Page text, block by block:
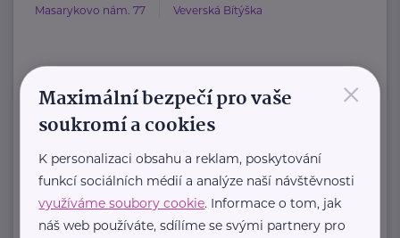
Masarykovo nám. 77 Veverská Bítýška
HARTMANN je odborník na
zdravotnické pomůcky a hygienická
Zaměřuje ...
https://hartmanndirect.com/cs-cz
+420 800 100 150
×
Maximální bezpečí pro vaše
soukromí a cookies
K personalizaci obsahu a reklam, poskytování
funkcí sociálních médií a analýze naší návštěvnosti
využíváme soubory cookie. Informace o tom, jak
náš web používáte, sdílíme se svými partnery pro